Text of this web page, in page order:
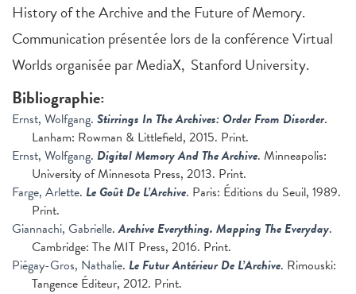
History of the Archive and the Future of Memory.
Communication présentée lors de la conférence Virtual
Worlds organisée par MediaX, Stanford University.
Bibliographie:
Ernst, Wolfgang. Stirrings In The Archives: Order From Disorder.
Lanham: Rowman & Littlefield, 2015. Print.
Ernst, Wolfgang. Digital Memory And The Archive. Minneapolis:
University of Minnesota Press, 2013. Print.
Farge, Arlette. Le Goût De L’Archive. Paris: Éditions du Seuil, 1989.
Print.
Giannachi, Gabrielle.Archive Everything. Mapping The Everyday.
Cambridge: The MIT Press, 2016. Print.
Piégay-Gros, Nathalie. Le Futur Antérieur De L’Archive. Rimouski:
Tangence Éditeur, 2012. Print.